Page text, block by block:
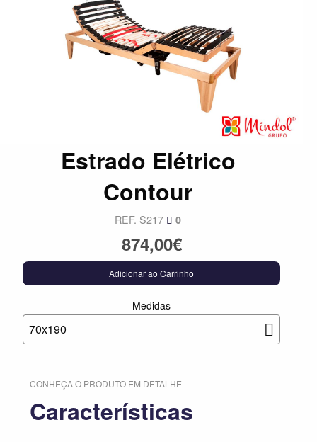
Estrado Elétrico
Contour
REF. S217 0
874,00€
Adicionar ao Carrinho
Medidas
70x190
CONHEÇA O PRODUTO EM DETALHE
Características